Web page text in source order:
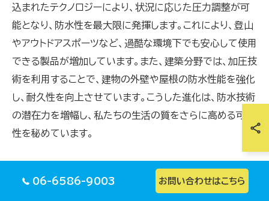
込まれたテクノロジーにより、状況に応じた圧力調整が可
能となり、防水性を最大限に発揮します。これにより、登山
やアウトドアスポーツなど、過酷な環境下でも安心して使用
できる製品が増加しています。また、建築分野では、加圧技
術を利用することで、建物の外壁や屋根の防水性能を強化
し、耐久性を向上させています。こうした進化は、防水技術
の潜在力を増幅し、私たちの生活の質をさらに高める可能
性を秘めています。
加圧技術が防水性能を引き上げる理
06-6586-9003 お問い合わせはこちら